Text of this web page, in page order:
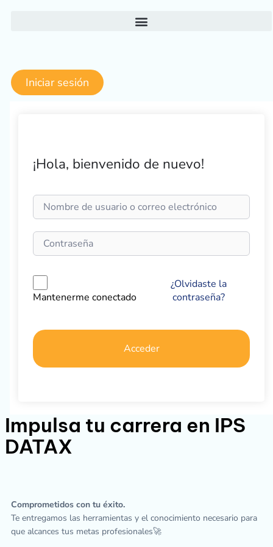
Iniciar sesión
¡Hola, bienvenido de nuevo!
Mantenerme conectado
¿Olvidaste la
contraseña?
Acceder
Impulsa tu carrera en IPS
DATAX
Comprometidos con tu éxito.
Te entregamos las herramientas y el conocimiento necesario para
que alcances tus metas profesionales🚀